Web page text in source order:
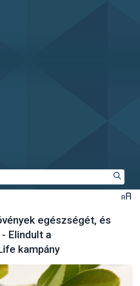
egészségét, és
Elindult a
kampány